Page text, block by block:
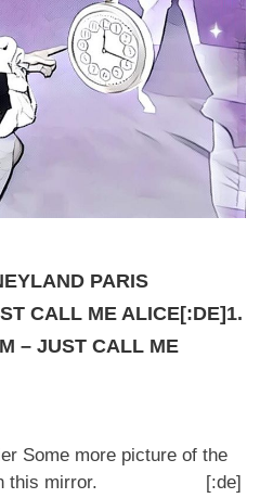
PARIS
CALL ME ALICE[:DE]1.
– JUST CALL ME
Some more picture of the
in this mirror. [:de]